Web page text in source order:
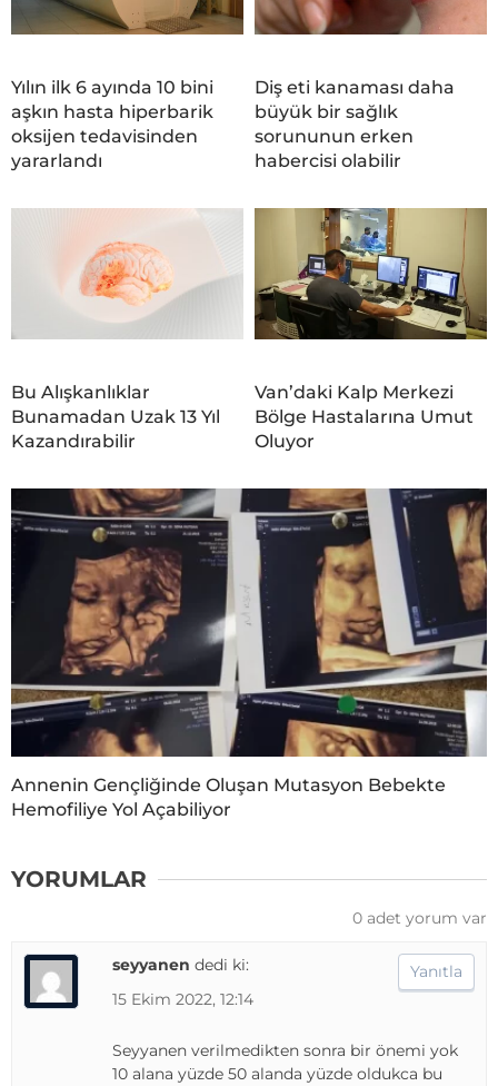
Yılın ilk 6 ayında 10 bini
aşkın hasta hiperbarik
oksijen tedavisinden
yararlandı
Diş eti kanaması daha
büyük bir sağlık
sorununun erken
habercisi olabilir
Bu Alışkanlıklar
Bunamadan Uzak 13 Yıl
Kazandırabilir
Van’daki Kalp Merkezi
Bölge Hastalarına Umut
Oluyor
Annenin Gençliğinde Oluşan Mutasyon Bebekte
Hemofiliye Yol Açabiliyor
YORUMLAR
0 adet yorum var
seyyanen dedi ki:
15 Ekim 2022, 12:14
Seyyanen verilmedikten sonra bir önemi yok
10 alana yüzde 50 alanda yüzde oldukca bu
Yanıtla